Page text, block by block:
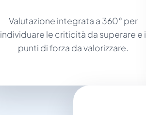
Valutazione integrata a 360° per
individuare le criticità da superare e i
punti di forza da valorizzare.